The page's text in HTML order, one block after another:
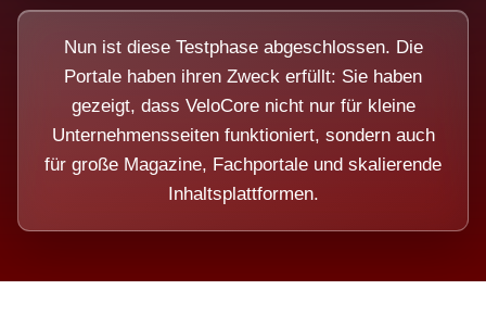
Nun ist diese Testphase abgeschlossen. Die
Portale haben ihren Zweck erfüllt: Sie haben
gezeigt, dass VeloCore nicht nur für kleine
Unternehmensseiten funktioniert, sondern auch
für große Magazine, Fachportale und skalierende
Inhaltsplattformen.